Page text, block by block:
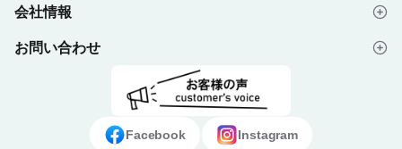
ル）大・中・小も有料にてご案内して
【カート内の備考欄へご希望の種類と
オリジナル手提げ袋はこち
包装加工のみはこちら
はじめての方へ
ご注文の流れ
デザイン入稿データについて
ギフト・ノベルティ納入事例
会社情報
会社概要
プライバシーポリシー
お問い合わせ
お問い合わせフォームFacebook Instagram